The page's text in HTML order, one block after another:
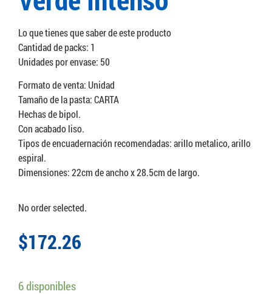
Lo que tienes que saber de este producto
Cantidad de packs: 1
Unidades por envase: 50
Formato de venta: Unidad
Tamaño de la pasta: CARTA
Hechas de bipol.
Con acabado liso.
Tipos de encuadernación recomendadas: arillo metalico, arillo
espiral.
Dimensiones: 22cm de ancho x 28.5cm de largo.
No order selected.
$172.26
6 disponibles